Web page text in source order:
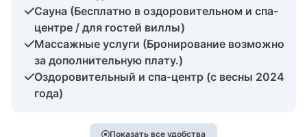
Сауна (Бесплатно в оздоровительном и спа-
центре / для гостей виллы)
Массажные услуги (Бронирование возможно
за дополнительную плату.)
Оздоровительный и спа-центр (с весны 2024
года)
Показать все удобства